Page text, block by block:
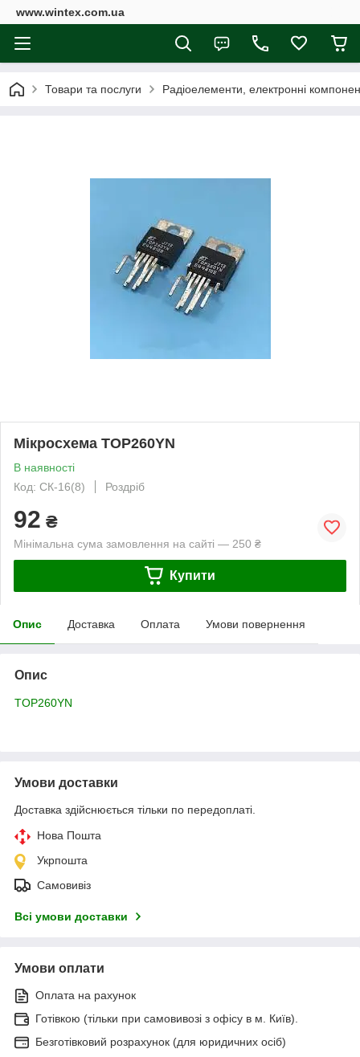
www.wintex.com.ua
Товари та послуги Радіоелементи, електронні
Мікросхема TOP260YN
В наявності
Код: CК-16(8)
Роздріб
92 ₴
Мінімальна сума замовлення на сайті — 250 ₴
Купити
Опис Доставка Оплата Умови повернення
Опис
TOP260YN
Умови доставки
Доставка здійснюється тільки по передоплаті.
Нова Пошта
Укрпошта
Самовивіз
Всі умови доставки
Умови оплати
Оплата на рахунок
Готівкою (тільки при самовивозі з офісу в м. Київ).
Безготівковий розрахунок (для юридичних осіб)